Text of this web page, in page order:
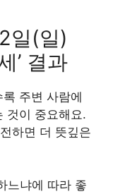
일(일)
’ 결과
주변 사람에
것이 중요해요.
하면 더 뜻깊은
느냐에 따라 좋